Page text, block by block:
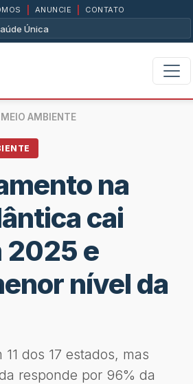
Única
ANUNCIE CONTATO
MEIO AMBIENTE
na
cai
2025 e
nível da
dos 17 estados, mas
responde por 96% da